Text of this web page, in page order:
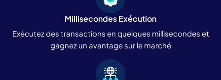
Millisecondes Exécution
Exécutez des transactions en quelques millisecondes et
gagnez un avantage sur le marché